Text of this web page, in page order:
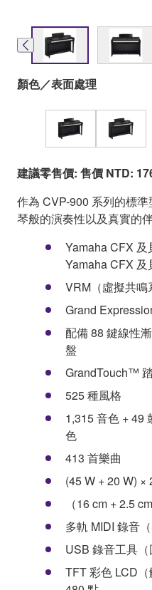
顏色／表面處理
建議零售價: 售價 NTD:
作為 CVP-900 系列的標
琴般的演奏性以及真實的伴
Yamaha CFX 及
Yamaha CFX
VRM（虛擬共鳴
Grand
配備 88 鍵線性
盤
GrandTouch™
525 種風格
1,315 音色 + 49
色
413 首樂曲
(45 W + 20 W) ×
（16 cm + 2.5
多軌 MIDI 錄音
USB 錄音工具（
TFT 彩色 LCD